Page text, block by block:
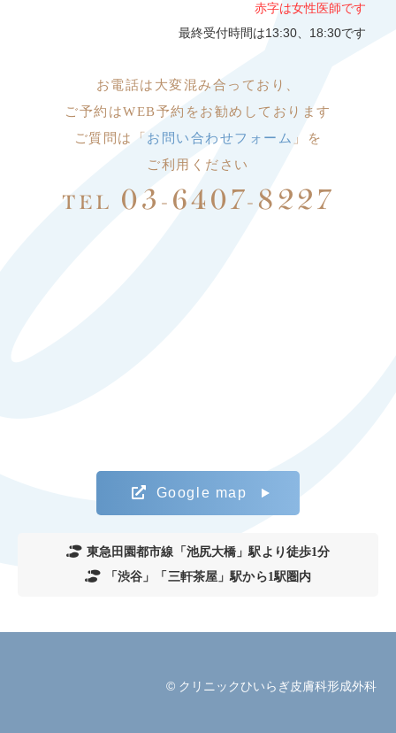
赤字は女性医師です
最終受付時間は13:30、18:30です
お電話は大変混み合っており、
ご予約はWEB予約をお勧めしております
ご質問は「 お問い合わせフォーム 」を
ご利用ください
TEL 03-6407-8227
Google map
東急田園都市線「池尻大橋」駅より徒歩1分
「渋谷」「三軒茶屋」駅から1駅圏内
© クリニックひいらぎ皮膚科形成外科